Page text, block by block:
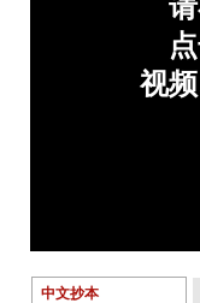
中文抄本